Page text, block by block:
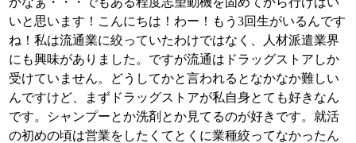
いと思います！こんにちは！わー！もう3回生がいるんです
ね！私は流通業に絞っていたわけではなく、人材派遣業界
にも興味がありました。ですが流通はドラッグストアしか
受けていません。どうしてかと言われるとなかなか難しい
んですけど、まずドラッグストアが私自身とても好きなん
です。シャンプーとか洗剤とか見てるのが好きです。就活
の初めの頃は営業をしたくてとくに業種絞ってなかったん